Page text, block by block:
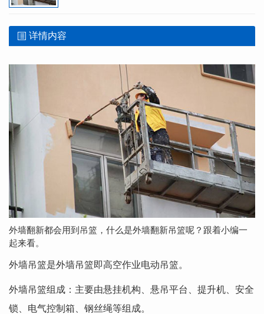
详情内容
外墙翻新都会用到吊篮，什么是外墙翻新吊篮呢？跟着小编一
起来看。
外墙吊篮是外墙吊篮即高空作业电动吊篮。
外墙吊篮组成：主要由悬挂机构、悬吊平台、提升机、安全
锁、电气控制箱、钢丝绳等组成。